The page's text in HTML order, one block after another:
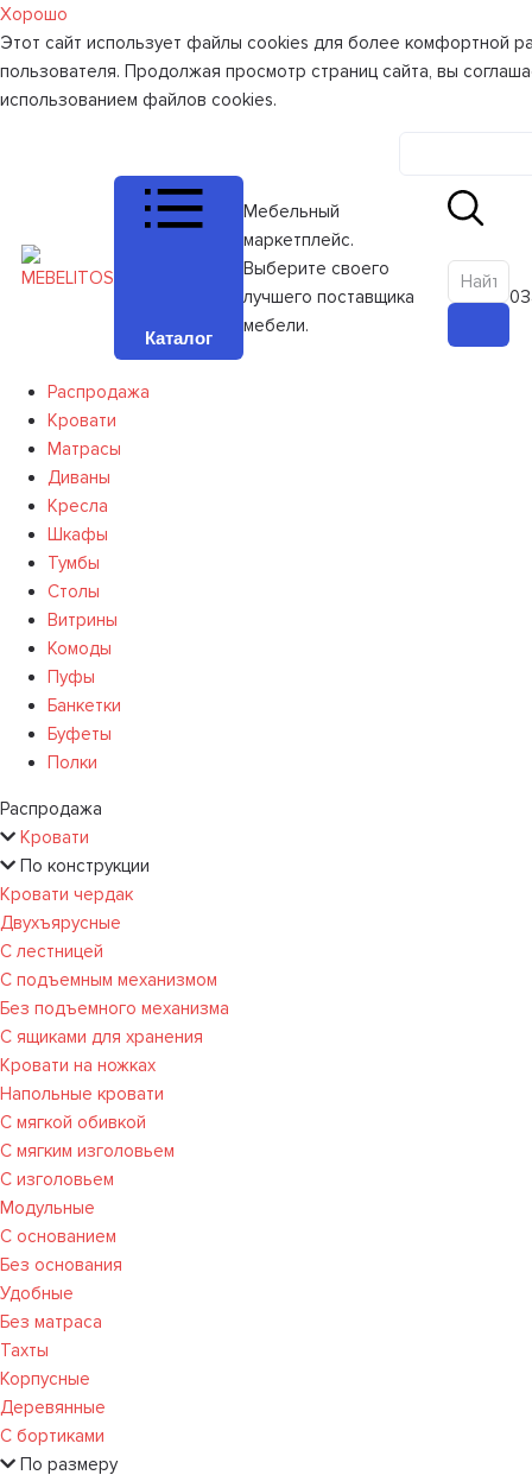
Хорошо
Этот сайт использует файлы cookies для более комфортной
пользователя. Продолжая просмотр страниц сайта, вы
использованием файлов cookies.
Каталог
Мебельный
маркетплейс.
Выберите своего
лучшего поставщика
мебели.
0
Распродажа
Кровати
Матрасы
Диваны
Кресла
Шкафы
Тумбы
Столы
Витрины
Комоды
Пуфы
Банкетки
Буфеты
Полки
Распродажа
Кровати
По конструкции
Кровати чердак
Двухъярусные
С лестницей
С подъемным механизмом
Без подъемного механизма
С ящиками для хранения
Кровати на ножках
Напольные кровати
С мягкой обивкой
С мягким изголовьем
С изголовьем
Модульные
С основанием
Без основания
Удобные
Без матраса
Тахты
Корпусные
Деревянные
С бортиками
По размеру